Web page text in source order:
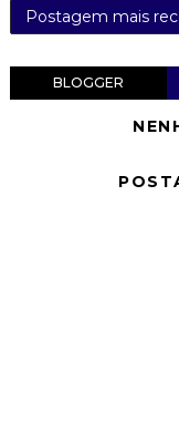
Postagem mais
BLOGGER